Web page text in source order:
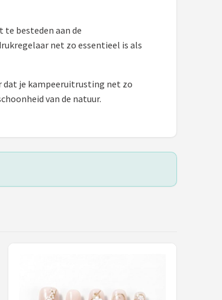
te besteden aan de
net zo essentieel is als
dat je kampeeruitrusting net zo
van de natuur.